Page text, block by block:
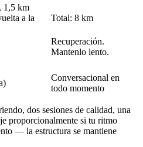
1,5 km
a la
Total: 8 km
Recuperación.
Mantenlo lento.
Conversacional en
todo momento
dos sesiones de calidad, una
proporcionalmente si tu ritmo
— la estructura se mantiene